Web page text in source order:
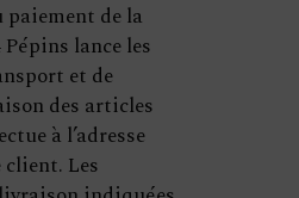
de la
lance les
et de
des articles
à l’adresse
Les